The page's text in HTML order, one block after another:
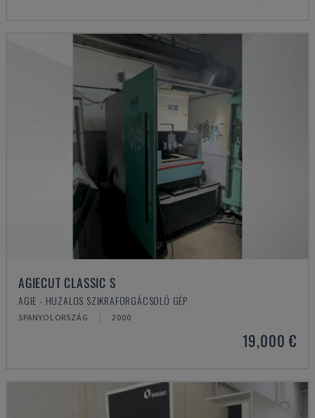
AGIECUT CLASSIC S
AGIE - HUZALOS SZIKRAFORGÁCSOLÓ GÉP
SPANYOLORSZÁG 2000
19,000 €